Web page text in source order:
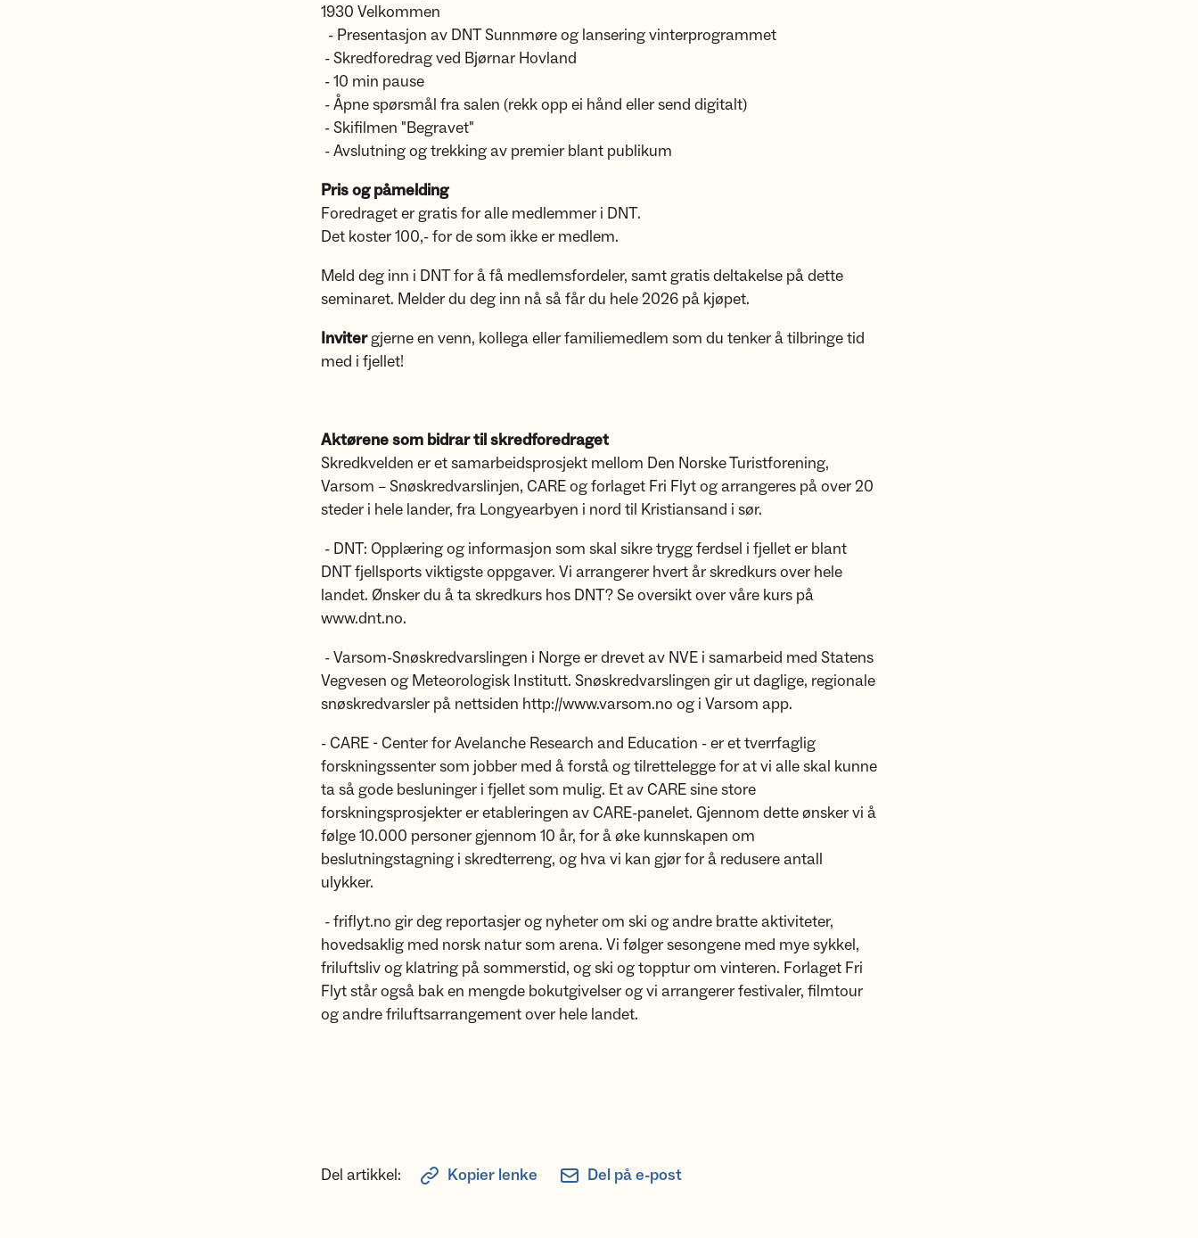
1930 Velkommen
- Presentasjon av DNT Sunnmøre og lansering vinterprogrammet
- Skredforedrag ved Bjørnar Hovland
- 10 min pause
- Åpne spørsmål fra salen (rekk opp ei hånd eller send digitalt)
- Skifilmen "Begravet"
- Avslutning og trekking av premier blant publikum
Pris og påmelding
Foredraget er gratis for alle medlemmer i DNT.
Det koster 100,- for de som ikke er medlem.
Meld deg inn i DNT for å få medlemsfordeler, samt gratis deltakelse på dette
seminaret. Melder du deg inn nå så får du hele 2026 på kjøpet.
Invitergjerne en venn, kollega eller familiemedlem som du tenker å tilbringe tid
med i fjellet!
Aktørene som bidrar til skredforedraget
Skredkvelden er et samarbeidsprosjekt mellom Den Norske Turistforening,
Varsom – Snøskredvarslinjen, CARE og forlaget Fri Flyt og arrangeres på over 20
steder i hele lander, fra Longyearbyen i nord til Kristiansand i sør.
- DNT: Opplæring og informasjon som skal sikre trygg ferdsel i fjellet er blant
DNT fjellsports viktigste oppgaver. Vi arrangerer hvert år skredkurs over hele
landet. Ønsker du å ta skredkurs hos DNT? Se oversikt over våre kurs på
www.dnt.no.
- Varsom-Snøskredvarslingen i Norge er drevet av NVE i samarbeid med Statens
Vegvesen og Meteorologisk Institutt. Snøskredvarslingen gir ut daglige, regionale
snøskredvarsler på nettsiden http://www.varsom.no og i Varsom app.
- CARE - Center for Avelanche Research and Education - er et tverrfaglig
forskningssenter som jobber med å forstå og tilrettelegge for at vi alle skal kunne
ta så gode besluninger i fjellet som mulig. Et av CARE sine store
forskningsprosjekter er etableringen av CARE-panelet. Gjennom dette ønsker vi å
følge 10.000 personer gjennom 10 år, for å øke kunnskapen om
beslutningstagning i skredterreng, og hva vi kan gjør for å redusere antall
ulykker.
- friflyt.no gir deg reportasjer og nyheter om ski og andre bratte aktiviteter,
hovedsaklig med norsk natur som arena. Vi følger sesongene med mye sykkel,
friluftsliv og klatring på sommerstid, og ski og topptur om vinteren. Forlaget Fri
Flyt står også bak en mengde bokutgivelser og vi arrangerer festivaler, filmtour
og andre friluftsarrangement over hele landet.
Del artikkel: Kopier lenke Del på e-post